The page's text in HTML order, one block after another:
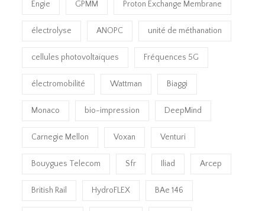
Engie GPMM Proton Exchange Membrane
électrolyse ANOPC unité de méthanation
cellules photovoltaïques Fréquences 5G
électromobilité Wattman Biaggi
Monaco bio-impression DeepMind
Carnegie Mellon Voxan Venturi
Bouygues Telecom Sfr Iliad Arcep
British Rail HydroFLEX BAe 146